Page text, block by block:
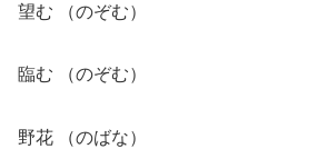
望む （のぞむ）
臨む （のぞむ）
野花 （のばな）